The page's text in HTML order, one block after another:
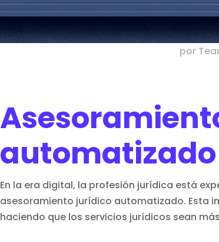
por
automatizado
En la era digital, la profesión jurídica está
asesoramiento jurídico automatizado. Esta
haciendo que los servicios jurídicos sean